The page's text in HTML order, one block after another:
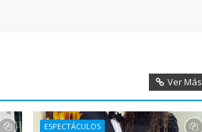
Ver Más
ESPECTÁCULOS